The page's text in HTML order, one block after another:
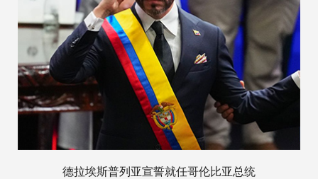
德拉埃斯普列亚宣誓就任哥伦比亚总统